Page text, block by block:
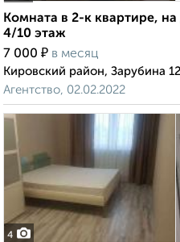
Комната в 2-к квартире,
4/10 этаж
7 000 ₽ в месяц
Кировский район, Зарубина
Агентство, 02.02.2022
4